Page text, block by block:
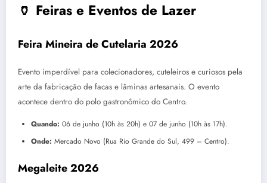
🏺 Feiras e Eventos de Lazer
Feira Mineira de Cutelaria 2026
Evento imperdível para colecionadores, cuteleiros e curiosos pela
arte da fabricação de facas e lâminas artesanais. O evento
acontece dentro do polo gastronômico do Centro.
Quando: 06 de junho (10h às 20h) e 07 de junho (10h às 17h).
Onde: Mercado Novo (Rua Rio Grande do Sul, 499 – Centro).
Megaleite 2026